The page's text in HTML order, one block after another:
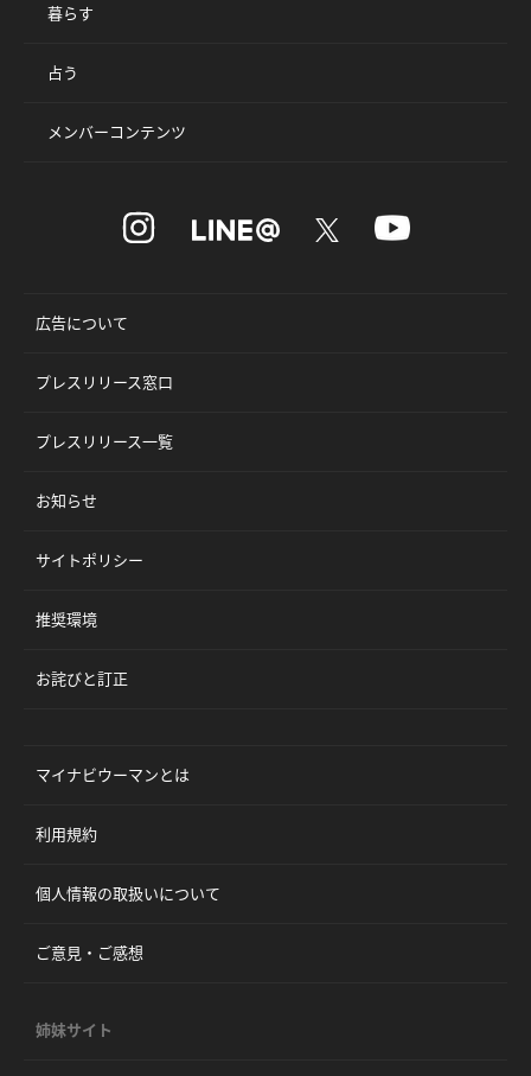
暮らす
占う
メンバーコンテンツ
広告について
プレスリリース窓口
プレスリリース一覧
お知らせ
サイトポリシー
推奨環境
お詫びと訂正
マイナビウーマンとは
利用規約
個人情報の取扱いについて
ご意見・ご感想
姉妹サイト